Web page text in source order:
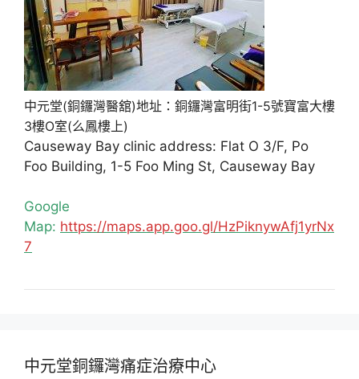
中元堂(銅鑼灣醫舘)地址：銅鑼灣富明街1-5號寶富大樓
3樓O室(么鳳樓上)
Causeway Bay clinic address: Flat O 3/F, Po
Foo Building, 1-5 Foo Ming St, Causeway Bay
Google
Map: https://maps.app.goo.gl/HzPiknywAfj1yrNx
7
中元堂銅鑼灣痛症治療中心